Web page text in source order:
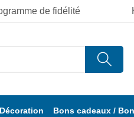
de fidélité
Bons cadeaux /